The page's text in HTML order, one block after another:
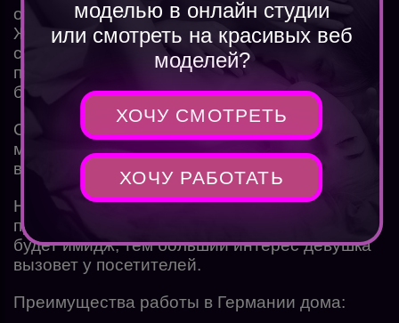
отдельное помещение для работы.
Желательно создать уютную атмосферу,
стильный и современный дизайн. Никаких
посторонних предметов или людей в кадре
быть не должно.
Сколько зарабатывают вебкам онлайн
модели — можно глянуть черезкалькулятор
вебкам модели тут!
Нужно подобрать оригинальный образ и
придумать тему для беседы. Чем необычнее
будет имидж, тем больший интерес девушка
вызовет у посетителей.
Преимущества работы в Германии дома:
моделью в онлайн студии
или смотреть на красивых веб
моделей?
ХОЧУ СМОТРЕТЬ
ХОЧУ РАБОТАТЬ